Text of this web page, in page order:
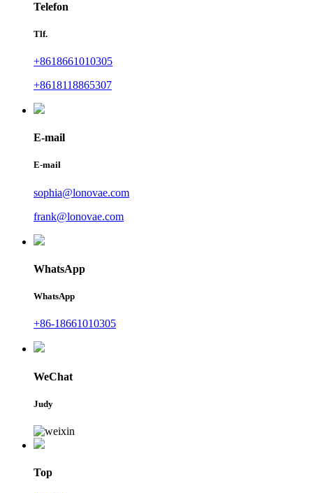
Telefon
Tlf.
+8618661010305
+8618118865307
E-mail
E-mail
sophia@lonovae.com
frank@lonovae.com
WhatsApp
WhatsApp
+86-18661010305
WeChat
Judy
Top